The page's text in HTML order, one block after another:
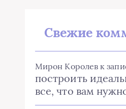
Свежие
Мирон Королев к
построить
все, что вам